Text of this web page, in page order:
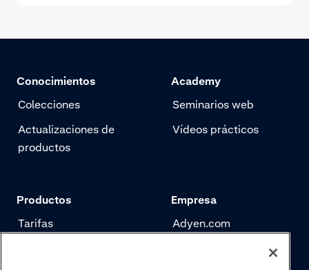
Conocimientos
Colecciones
Actualizaciones de
productos
Academy
Seminarios web
Vídeos prácticos
Productos
Tarifas
Empresa
Adyen.com